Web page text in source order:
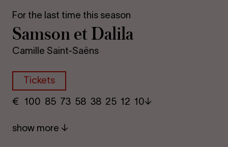
For the last time this season
Sam­son et Da­lila
Camille Saint-Saëns
Tickets
€ ​ 100 85 73​ 58 38 25​ 12 10
show more